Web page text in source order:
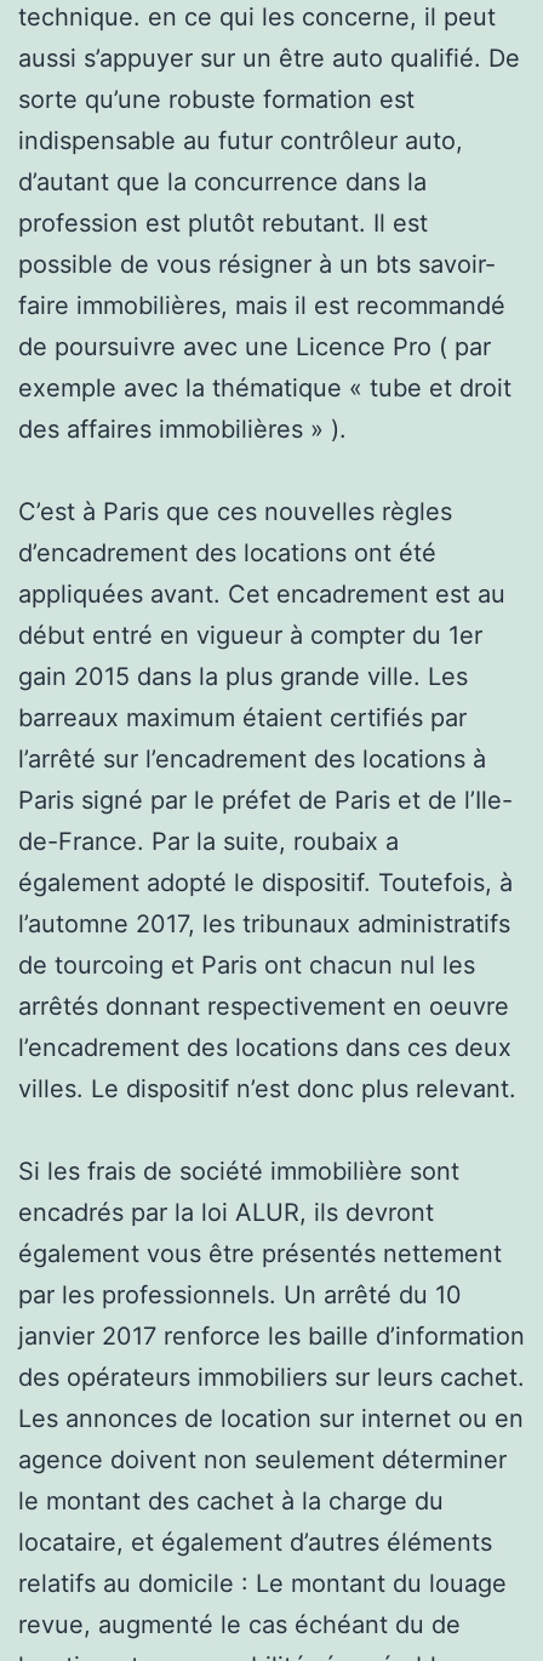
technique. en ce qui les concerne, il peut
aussi s’appuyer sur un être auto qualifié. De
sorte qu’une robuste formation est
indispensable au futur contrôleur auto,
d’autant que la concurrence dans la
profession est plutôt rebutant. Il est
possible de vous résigner à un bts savoir-
faire immobilières, mais il est recommandé
de poursuivre avec une Licence Pro ( par
exemple avec la thématique « tube et droit
des affaires immobilières » ).
C’est à Paris que ces nouvelles règles
d’encadrement des locations ont été
appliquées avant. Cet encadrement est au
début entré en vigueur à compter du 1er
gain 2015 dans la plus grande ville. Les
barreaux maximum étaient certifiés par
l’arrêté sur l’encadrement des locations à
Paris signé par le préfet de Paris et de l’Ile-
de-France. Par la suite, roubaix a
également adopté le dispositif. Toutefois, à
l’automne 2017, les tribunaux administratifs
de tourcoing et Paris ont chacun nul les
arrêtés donnant respectivement en oeuvre
l’encadrement des locations dans ces deux
villes. Le dispositif n’est donc plus relevant.
Si les frais de société immobilière sont
encadrés par la loi ALUR, ils devront
également vous être présentés nettement
par les professionnels. Un arrêté du 10
janvier 2017 renforce les baille d’information
des opérateurs immobiliers sur leurs cachet.
Les annonces de location sur internet ou en
agence doivent non seulement déterminer
le montant des cachet à la charge du
locataire, et également d’autres éléments
relatifs au domicile : Le montant du louage
revue, augmenté le cas échéant du de